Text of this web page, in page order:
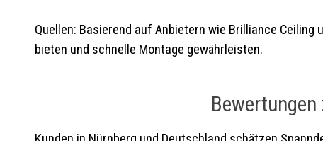
Quellen: Basierend auf Anbietern wie Brilliance
bieten und schnelle Montage gewährleisten.